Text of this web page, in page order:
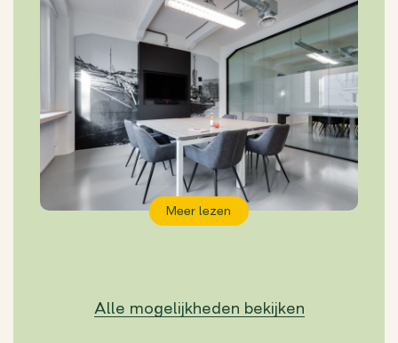
Meer lezen
Alle mogelijkheden bekijken